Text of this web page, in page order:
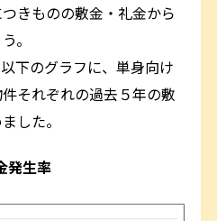
きものの敷金・礼金から
。
下のグラフに、単身向け
それぞれの過去５年の敷
した。
発生率